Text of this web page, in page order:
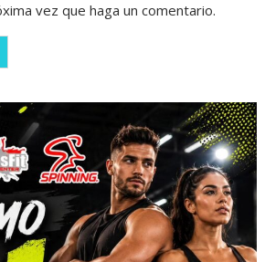
vez que haga un comentario.